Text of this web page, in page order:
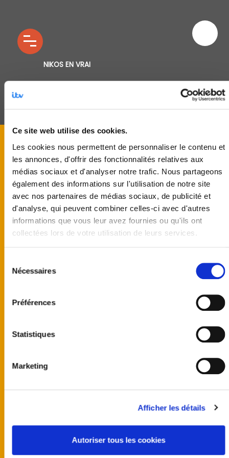
Ce site web utilise des cookies.
Les cookies nous permettent de personnaliser le contenu et
les annonces, d'offrir des fonctionnalités relatives aux
médias sociaux et d'analyser notre trafic. Nous partageons
également des informations sur l'utilisation de notre site
avec nos partenaires de médias sociaux, de publicité et
d'analyse, qui peuvent combiner celles-ci avec d'autres
informations que vous leur avez fournies ou qu'ils ont
collectées lors de votre utilisation de leurs services.
Nécessaires
Préférences
Statistiques
Marketing
Afficher les détails
Autoriser tous les cookies
NIKOS EN VRAI
United kingdom
Finland
Sweden
United States